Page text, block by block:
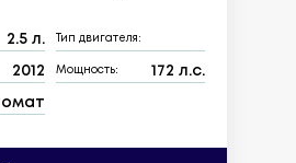
2.5 л. Тип двигателя:
2012 Мощность: 172 л.с.